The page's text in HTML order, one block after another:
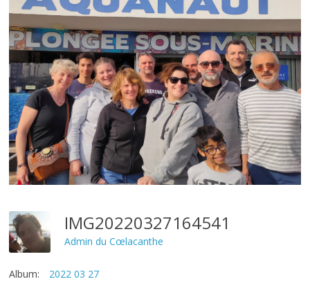
IMG20220327164541
Admin du Cœlacanthe
Album: 2022 03 27